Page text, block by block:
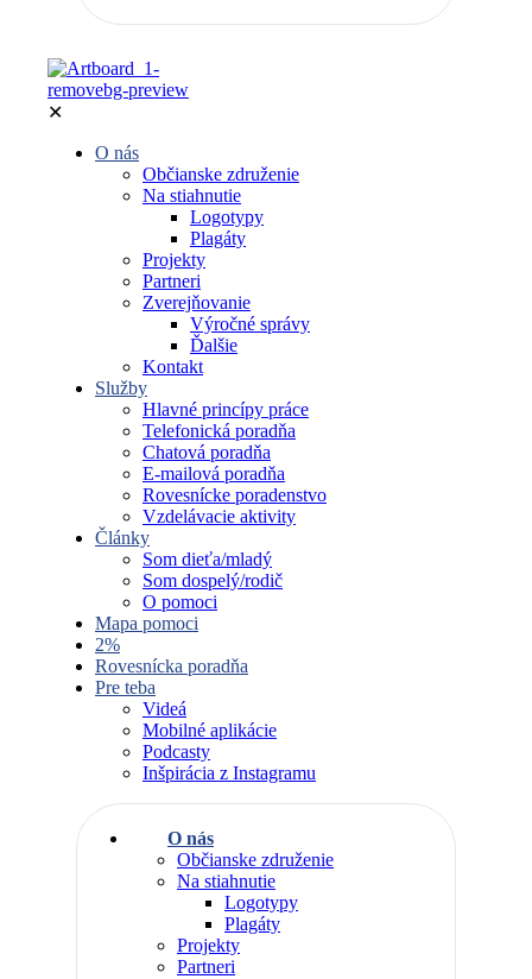
✕
O nás
Občianske združenie
Na stiahnutie
Logotypy
Plagáty
Projekty
Partneri
Zverejňovanie
Výročné správy
Ďalšie
Kontakt
Služby
Hlavné princípy práce
Telefonická poradňa
Chatová poradňa
E-mailová poradňa
Rovesnícke poradenstvo
Vzdelávacie aktivity
Články
Som dieťa/mladý
Som dospelý/rodič
O pomoci
Mapa pomoci
2%
Rovesnícka poradňa
Pre teba
Videá
Mobilné aplikácie
Podcasty
Inšpirácia z Instagramu
O nás
Občianske združenie
Na stiahnutie
Logotypy
Plagáty
Projekty
Partneri